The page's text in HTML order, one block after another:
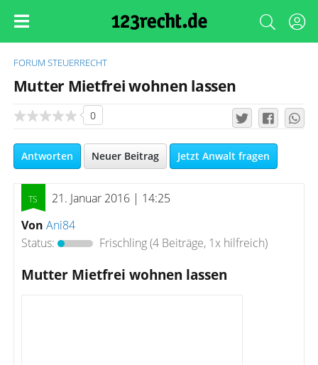
FORUM STEUERRECHT
Mutter Mietfrei wohnen lassen
0
Antworten Neuer Beitrag Jetzt Anwalt fragen
21. Januar 2016 | 14:25
Von Ani84
Status:
Frischling(4 Beiträge, 1x hilfreich)
Mutter Mietfrei wohnen lassen